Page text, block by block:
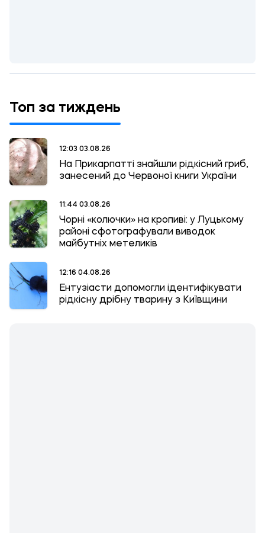
Топ за тиждень
12:03 03.08.26
На Прикарпатті знайшли рідкісний гриб,
занесений до Червоної книги України
11:44 03.08.26
Чорні «колючки» на кропиві: у Луцькому
районі сфотографували виводок
майбутніх метеликів
12:16 04.08.26
Ентузіасти допомогли ідентифікувати
рідкісну дрібну тварину з Київщини